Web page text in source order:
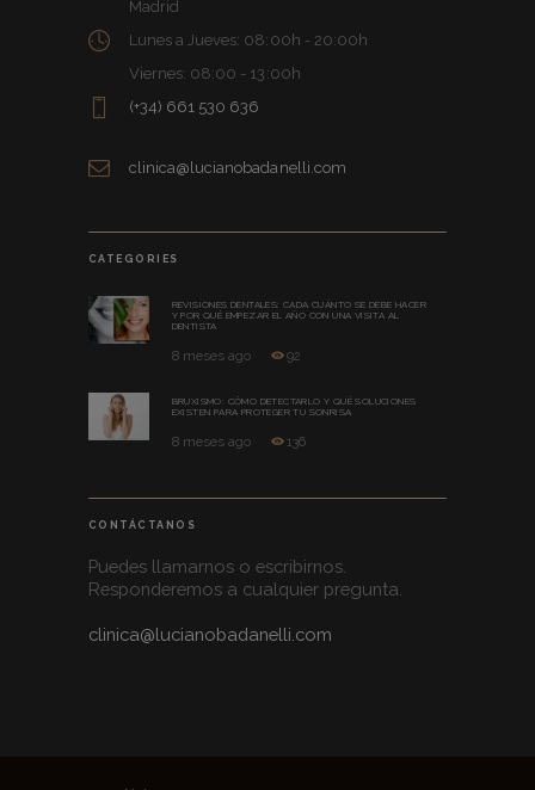
Madrid
Lunes a Jueves: 08:00h - 20:00h
Viernes: 08:00 - 13:00h
(+34) 661 530 636
clinica@lucianobadanelli.com
CATEGORIES
REVISIONES DENTALES: CADA CUÁNTO SE DEBE HACER
Y POR QUÉ EMPEZAR EL AÑO CON UNA VISITA AL
DENTISTA
8 meses ago 92
BRUXISMO: CÓMO DETECTARLO Y QUÉ SOLUCIONES
EXISTEN PARA PROTEGER TU SONRISA
8 meses ago 136
CONTÁCTANOS
Puedes llamarnos o escribirnos.
Responderemos a cualquier pregunta.
clinica@lucianobadanelli.com